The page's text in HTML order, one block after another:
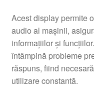
Acest display permite
audio al mașinii,
informațiilor și
întâmpină probleme
răspuns, fiind
utilizare constantă.